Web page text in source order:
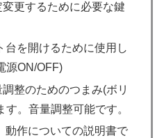
更するために必要な鍵
台を開けるために使用し
源ON/OFF)
整のためのつまみ(ボリ
す。音量調整可能です。
動作についての説明書で